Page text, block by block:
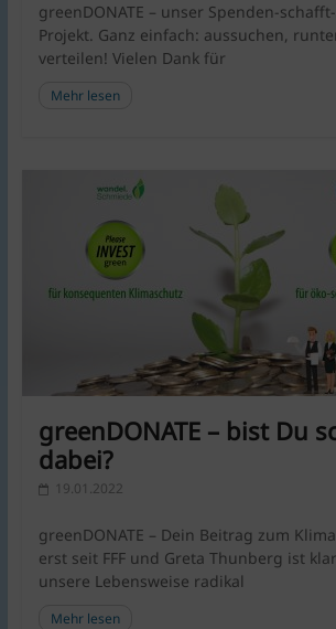
greenDONATE – unser Spenden-
Projekt. Ganz einfach: aussuchen,
verteilen! Vielen Dank für
Mehr lesen
greenDONATE – bist Du
dabei?
19.01.2022
greenDONATE – Dein Beitrag zum
erst seit FFF und Greta Thunberg ist
unsere Lebensweise radikal
Mehr lesen